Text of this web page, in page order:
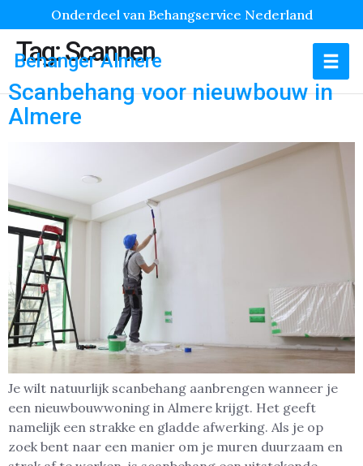
Onderdeel van Behangservice Nederland
Behanger Almere
Tag:Scannen
Scanbehang voor nieuwbouw in
Almere
Je wilt natuurlijk scanbehang aanbrengen wanneer je
een nieuwbouwwoning in Almere krijgt. Het geeft
namelijk een strakke en gladde afwerking. Als je op
zoek bent naar een manier om je muren duurzaam en